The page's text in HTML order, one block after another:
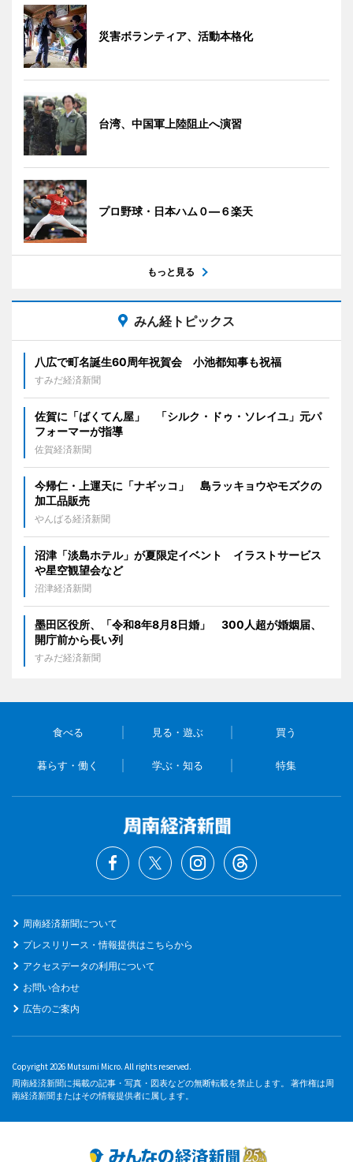
災害ボランティア、活動本格化
台湾、中国軍上陸阻止へ演習
プロ野球・日本ハム０―６楽天
もっと見る
みん経トピックス
八広で町名誕生60周年祝賀会 小池都知事も祝福
すみだ経済新聞
佐賀に「ばくてん屋」 「シルク・ドゥ・ソレイユ」元パ
フォーマーが指導
佐賀経済新聞
今帰仁・上運天に「ナギッコ」 島ラッキョウやモズクの
加工品販売
やんばる経済新聞
沼津「淡島ホテル」が夏限定イベント イラストサービス
や星空観望会など
沼津経済新聞
墨田区役所、「令和8年8月8日婚」 300人超が婚姻届、
開庁前から長い列
すみだ経済新聞
食べる 見る・遊ぶ 買う
暮らす・働く 学ぶ・知る 特集
周南経済新聞について
プレスリリース・情報提供はこちらから
アクセスデータの利用について
お問い合わせ
広告のご案内
Copyright 2026 Mutsumi Micro. All rights reserved.
周南経済新聞に掲載の記事・写真・図表などの無断転載を禁止します。 著作権は周
南経済新聞またはその情報提供者に属します。